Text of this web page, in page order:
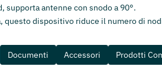
supporta antenne con snodo a 90°.
questo dispositivo riduce il numero di
Documenti Accessori Prodotti